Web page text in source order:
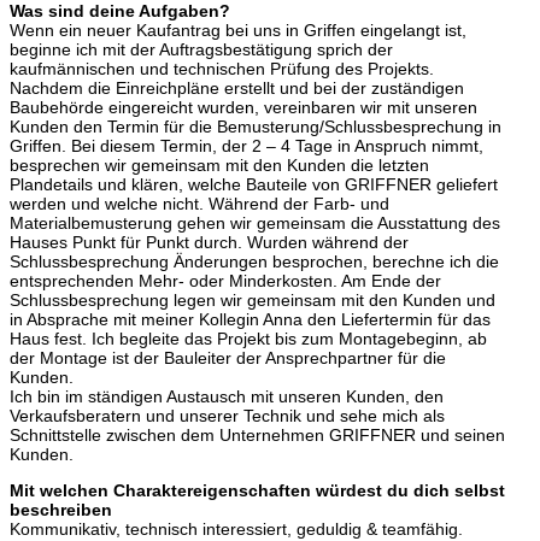
Was sind deine Aufgaben?
Wenn ein neuer Kaufantrag bei uns in Griffen eingelangt ist,
beginne ich mit der Auftragsbestätigung sprich der
kaufmännischen und technischen Prüfung des Projekts.
Nachdem die Einreichpläne erstellt und bei der zuständigen
Baubehörde eingereicht wurden, vereinbaren wir mit unseren
Kunden den Termin für die Bemusterung/Schlussbesprechung in
Griffen. Bei diesem Termin, der 2 – 4 Tage in Anspruch nimmt,
besprechen wir gemeinsam mit den Kunden die letzten
Plandetails und klären, welche Bauteile von GRIFFNER geliefert
werden und welche nicht. Während der Farb- und
Materialbemusterung gehen wir gemeinsam die Ausstattung des
Hauses Punkt für Punkt durch. Wurden während der
Schlussbesprechung Änderungen besprochen, berechne ich die
entsprechenden Mehr- oder Minderkosten. Am Ende der
Schlussbesprechung legen wir gemeinsam mit den Kunden und
in Absprache mit meiner Kollegin Anna den Liefertermin für das
Haus fest. Ich begleite das Projekt bis zum Montagebeginn, ab
der Montage ist der Bauleiter der Ansprechpartner für die
Kunden.
Ich bin im ständigen Austausch mit unseren Kunden, den
Verkaufsberatern und unserer Technik und sehe mich als
Schnittstelle zwischen dem Unternehmen GRIFFNER und seinen
Kunden.
Mit welchen Charaktereigenschaften würdest du dich selbst
beschreiben
Kommunikativ, technisch interessiert, geduldig & teamfähig.